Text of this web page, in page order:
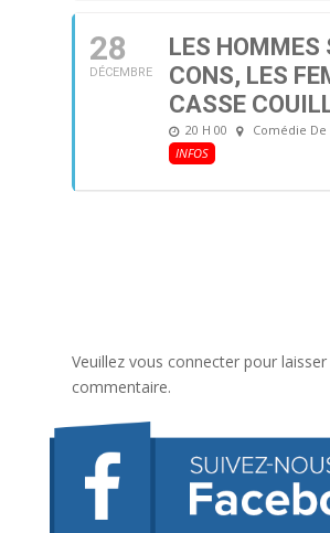
28
DÉCEMBRE
LES HOMMES
CONS, LES
CASSE
20 H 00
Comédie De
INFOS
Veuillez vous connecter pour laisser
commentaire.